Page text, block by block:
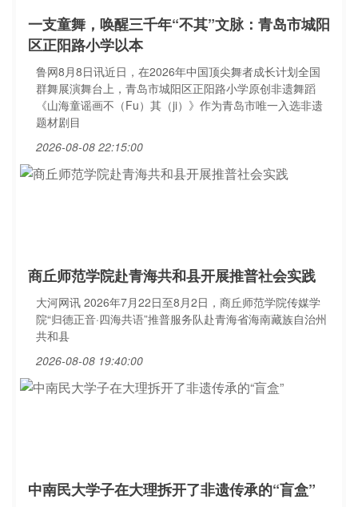
一支童舞，唤醒三千年“不其”文脉：青岛市城阳
区正阳路小学以本
鲁网8月8日讯近日，在2026年中国顶尖舞者成长计划全国
群舞展演舞台上，青岛市城阳区正阳路小学原创非遗舞蹈
《山海童谣画不（Fu）其（ji）》作为青岛市唯一入选非遗
题材剧目
2026-08-08 22:15:00
商丘师范学院赴青海共和县开展推普社会实践
大河网讯 2026年7月22日至8月2日，商丘师范学院传媒学
院“归德正音·四海共语”推普服务队赴青海省海南藏族自治州
共和县
2026-08-08 19:40:00
中南民大学子在大理拆开了非遗传承的“盲盒”